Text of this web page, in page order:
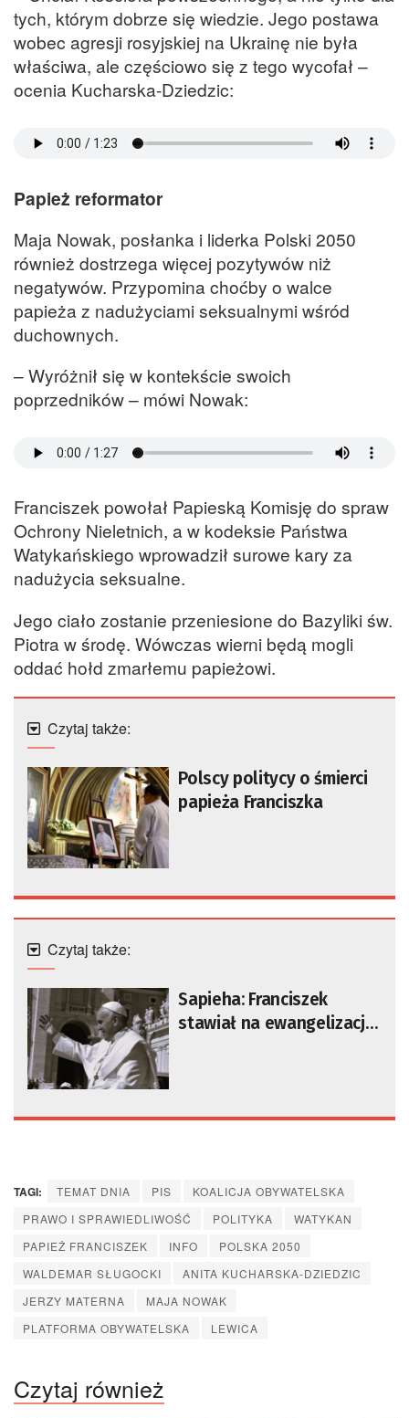
tych, którym dobrze się wiedzie. Jego postawa
wobec agresji rosyjskiej na Ukrainę nie była
właściwa, ale częściowo się z tego wycofał –
ocenia Kucharska-Dziedzic:
Papież reformator
Maja Nowak, posłanka i liderka Polski 2050
również dostrzega więcej pozytywów niż
negatywów. Przypomina choćby o walce
papieża z nadużyciami seksualnymi wśród
duchownych.
– Wyróżnił się w kontekście swoich
poprzedników – mówi Nowak:
Franciszek powołał Papieską Komisję do spraw
Ochrony Nieletnich, a w kodeksie Państwa
Watykańskiego wprowadził surowe kary za
nadużycia seksualne.
Jego ciało zostanie przeniesione do Bazyliki św.
Piotra w środę. Wówczas wierni będą mogli
oddać hołd zmarłemu papieżowi.
Czytaj także:
Polscy politycy o śmierci
papieża Franciszka
Czytaj także:
Sapieha: Franciszek
stawiał na ewangelizację
TAGI: TEMAT DNIA PIS
KOALICJA OBYWATELSKA
PRAWO I SPRAWIEDLIWOŚĆ
POLITYKA
WATYKAN
PAPIEŻ FRANCISZEK
INFO
POLSKA 2050
WALDEMAR SŁUGOCKI
ANITA KUCHARSKA-DZIEDZIC
JERZY MATERNA
MAJA NOWAK
PLATFORMA OBYWATELSKA
LEWICA
Czytaj również